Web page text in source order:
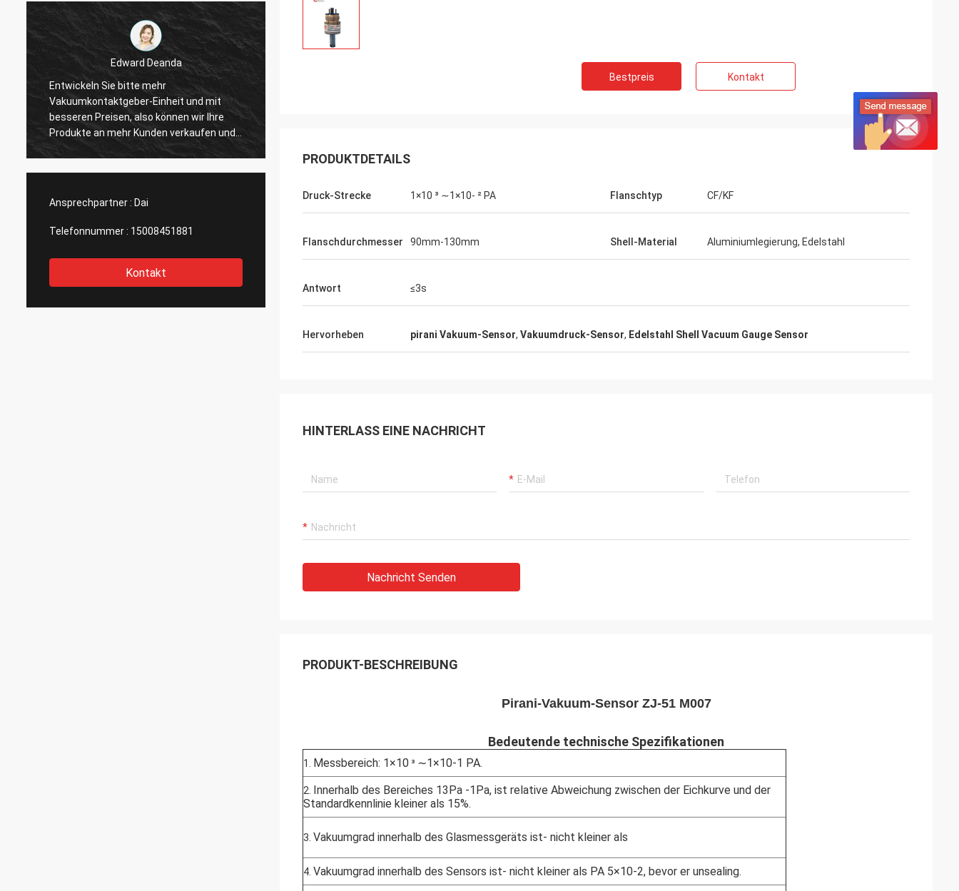
Edward Deanda
Entwickeln Sie bitte mehr
Vakuumkontaktgeber-Einheit und mit
besseren Preisen, also können wir Ihre
Produkte an mehr Kunden verkaufen und
größere Märkte gewinnen. Dank Sie
Ansprechpartner : Dai
Telefonnummer : 15008451881
Kontakt
Bestpreis Kontakt
PRODUKTDETAILS
Druck-Strecke 1×10 ³ ∼1×10- ² PA Flanschtyp CF/KF
Flanschdurchmesser 90mm-130mm Shell-Material Aluminiumlegierung, Edelstahl
Antwort ≤3s
Hervorheben pirani Vakuum-Sensor, Vakuumdruck-Sensor, Edelstahl Shell Vacuum Gauge Sensor
HINTERLASS EINE NACHRICHT
Nachricht Senden
PRODUKT-BESCHREIBUNG
Pirani-Vakuum-Sensor ZJ-51 M007
Bedeutende technische Spezifikationen
1. Messbereich: 1×10 ³ ∼1×10-1 PA.
2. Innerhalb des Bereiches 13Pa -1Pa, ist relative Abweichung zwischen der Eichkurve und der
Standardkennlinie kleiner als 15%.
3. Vakuumgrad innerhalb des Glasmessgeräts ist- nicht kleiner als
4. Vakuumgrad innerhalb des Sensors ist- nicht kleiner als PA 5×10-2, bevor er unsealing.